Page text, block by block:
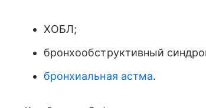
ХОБЛ;
бронхообструктивный
бронхиальная астма.